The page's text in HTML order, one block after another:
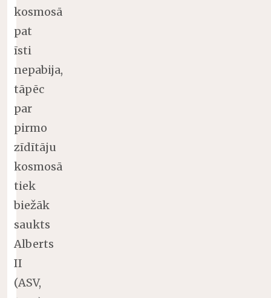
kosmosā
pat
īsti
nepabija,
tāpēc
par
pirmo
zīdītāju
kosmosā
tiek
biežāk
saukts
Alberts
II
(ASV,